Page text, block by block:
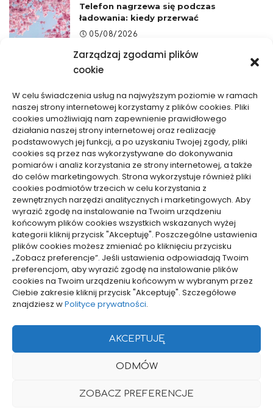
Zarządzaj zgodami plików
cookie
W celu świadczenia usług na najwyższym poziomie w ramach
naszej strony internetowej korzystamy z plików cookies. Pliki
cookies umożliwiają nam zapewnienie prawidłowego
działania naszej strony internetowej oraz realizację
podstawowych jej funkcji, a po uzyskaniu Twojej zgody, pliki
cookies są przez nas wykorzystywane do dokonywania
pomiarów i analiz korzystania ze strony internetowej, a także
do celów marketingowych. Strona wykorzystuje również pliki
cookies podmiotów trzecich w celu korzystania z
zewnętrznych narzędzi analitycznych i marketingowych. Aby
wyrazić zgodę na instalowanie na Twoim urządzeniu
końcowym plików cookies wszystkich wskazanych wyżej
kategorii kliknij przycisk "Akceptuję". Poszczególne ustawienia
plików cookies możesz zmieniać po kliknięciu przycisku
„Zobacz preferencje”. Jeśli ustawienia odpowiadają Twoim
preferencjom, aby wyrazić zgodę na instalowanie plików
cookies na Twoim urządzeniu końcowym w wybranym przez
Ciebie zakresie kliknij przycisk "Akceptuję". Szczegółowe
znajdziesz wPolityce prywatności.
AKCEPTUJĘ
ODMÓW
ZOBACZ PREFERENCJE
Telefon nagrzewa się podczas
ładowania: kiedy przerwać
05/08/2026
Miech Porsche Cayenne II – jak
rozpoznać zużycie zawieszenia
22/07/2026
Stopka mailowa w PR: co warto w niej
umieścić
06/07/2026
Wybór lekarza POZ dla rodziny:
deklaracja i kryteria
24/06/2026
pozyjonowanie lokalne
Projekty domów Rzeszów